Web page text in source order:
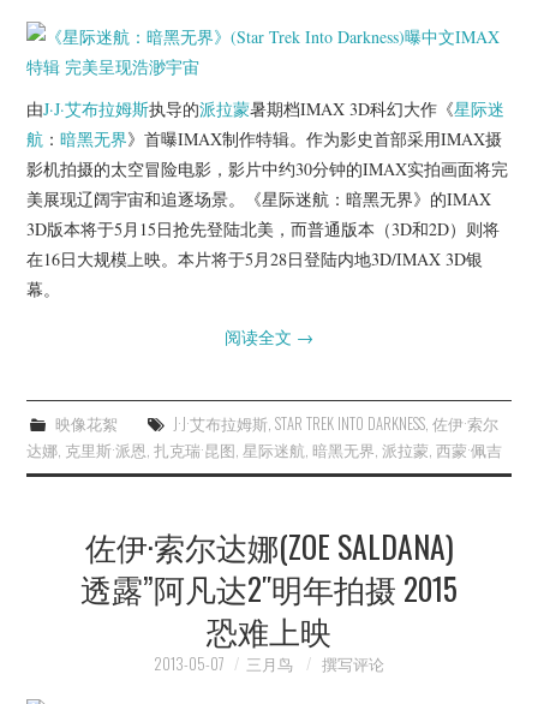
由J·J·艾布拉姆斯执导的派拉蒙暑期档IMAX 3D科幻大作《星际迷
航 ：暗黑无界》首曝IMAX制作特辑。作为影史首部采用IMAX摄
影机拍摄的太空冒险电影，影片中约30分钟的IMAX实拍画面将完
美展现辽阔宇宙和追逐场景。《星际迷航：暗黑无界》的IMAX
3D版本将于5月15日抢先登陆北美，而普通版本（3D和2D）则将
在16日大规模上映。本片将于5月28日登陆内地3D/IMAX 3D银
幕。
阅读全文 →
映像花絮 J·J·艾布拉姆斯, STAR TREK INTO DARKNESS, 佐伊·索尔
达娜, 克里斯·派恩,扎克瑞·昆图,星际迷航,暗黑无界,派拉蒙,西蒙·佩吉
佐伊·索尔达娜(ZOE SALDANA)
透露”阿凡达2″明年拍摄 2015
恐难上映
2013-05-07 三月鸟 撰写评论